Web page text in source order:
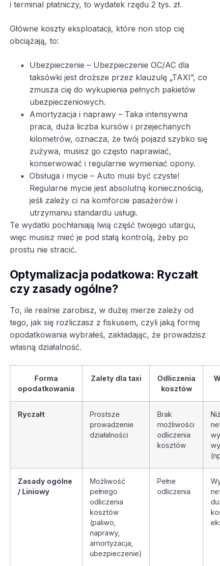
i terminal płatniczy, to wydatek rzędu 2 tys. zł.
Główne koszty eksploatacji, które non stop cię
obciążają, to:
Ubezpieczenie – Ubezpieczenie OC/AC dla
taksówki jest droższe przez klauzulę „TAXI”, co
zmusza cię do wykupienia pełnych pakietów
ubezpieczeniowych.
Amortyzacja i naprawy – Taka intensywna
praca, duża liczba kursów i przejechanych
kilometrów, oznacza, że twój pojazd szybko się
zużywa, musisz go często naprawiać,
konserwować i regularnie wymieniać opony.
Obsługa i mycie – Auto musi być czyste!
Regularne mycie jest absolutną koniecznością,
jeśli zależy ci na komforcie pasażerów i
utrzymaniu standardu usługi.
Te wydatki pochłaniają lwią część twojego utargu,
więc musisz mieć je pod stałą kontrolą, żeby po
prostu nie stracić.
Optymalizacja podatkowa: Ryczałt
czy zasady ogólne?
To, ile realnie zarobisz, w dużej mierze zależy od
tego, jak się rozliczasz z fiskusem, czyli jaką formę
opodatkowania wybrałeś, zakładając, że prowadzisz
własną działalność.
Forma
opodatkowania
Zalety dla taxi
Odliczenia
kosztów
Ryczałt
Prostsze
prowadzenie
działalności
Brak
możliwości
odliczenia
kosztów
Zasady ogólne
/ Liniowy
Możliwość
pełnego
odliczenia
kosztów
(paliwo,
naprawy,
amortyzacja,
ubezpieczenie)
Pełne
odliczenia